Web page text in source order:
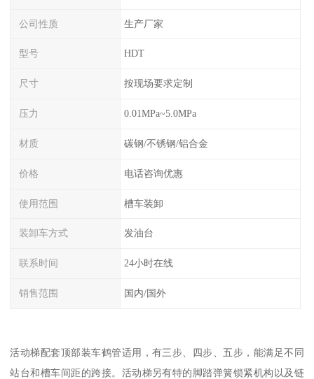
公司性质 生产厂家
型号 HDT
尺寸 按现场要求定制
压力 0.01MPa~5.0MPa
材质 碳钢/不锈钢/铝合金
价格 电话咨询优惠
使用范围 槽车装卸
装卸车方式 发油台
联系时间 24小时在线
销售范围 国内/国外
活动梯配套顶部装车鹤管适用，有三步、四步、五步，能满足不同
站台和槽车间距的跨接。活动梯另有特的脚踏弹簧锁紧机构以及链